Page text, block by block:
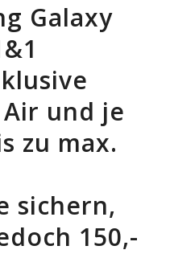
Galaxy
und je
zu max.
sichern,
150,-